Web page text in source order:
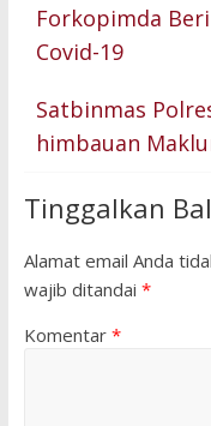
Forkopimda
Covid-19
Satbinmas
himbauan
Tinggalkan
Alamat email Anda
wajib ditandai *
Komentar *